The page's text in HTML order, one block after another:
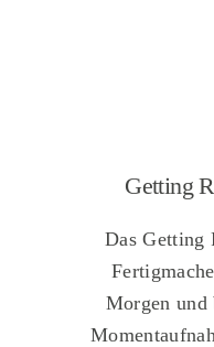
Getting
Das Getting
Morgen und